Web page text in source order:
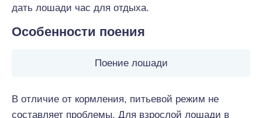
дать лошади час для отдыха.
Особенности поения
Поение лошади
В отличие от кормления, питьевой режим не
составляет проблемы. Для взрослой лошади в